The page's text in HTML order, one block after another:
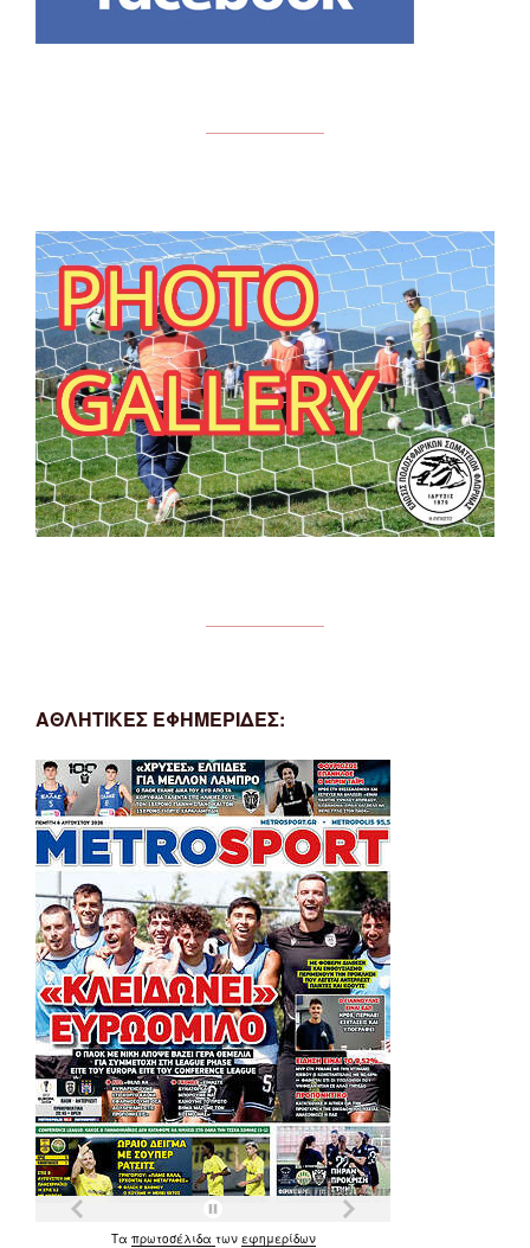
ΑΘΛΗΤΙΚΕΣ ΕΦΗΜΕΡΙΔΕΣ:
Τα πρωτοσέλιδα των εφημερίδων